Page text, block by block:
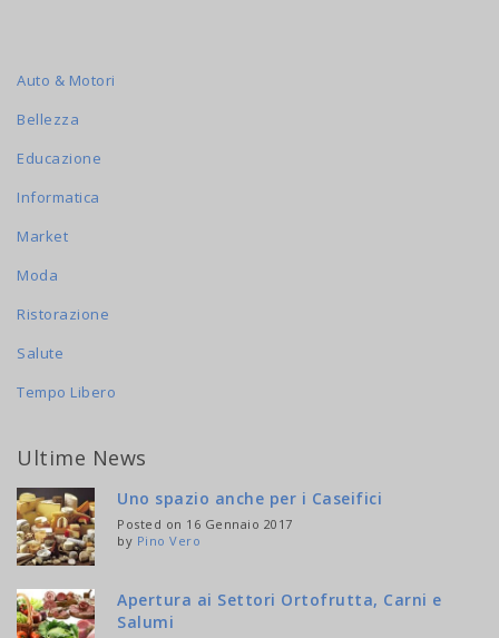
Auto & Motori
Bellezza
Educazione
Informatica
Market
Moda
Ristorazione
Salute
Tempo Libero
Ultime News
Uno spazio anche per i Caseifici
Posted on 16 Gennaio 2017
by Pino Vero
Apertura ai Settori Ortofrutta, Carni e
Salumi